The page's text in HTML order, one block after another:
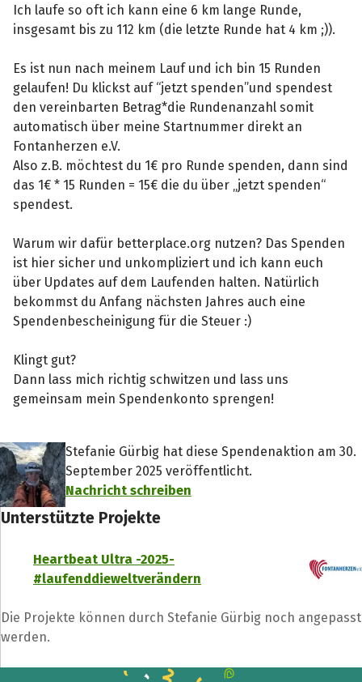
Ich laufe so oft ich kann eine 6 km lange Runde,
insgesamt bis zu 112 km (die letzte Runde hat 4 km ;)).
Es ist nun nach meinem Lauf und ich bin 15 Runden
gelaufen! Du klickst auf “jetzt spenden”und spendest
den vereinbarten Betrag*die Rundenanzahl somit
automatisch über meine Startnummer direkt an
Fontanherzen e.V.
Also z.B. möchtest du 1€ pro Runde spenden, dann sind
das 1€ * 15 Runden = 15€ die du über „jetzt spenden“
spendest.
Warum wir dafür betterplace.org nutzen? Das Spenden
ist hier sicher und unkompliziert und ich kann euch
über Updates auf dem Laufenden halten. Natürlich
bekommst du Anfang nächsten Jahres auch eine
Spendenbescheinigung für die Steuer :)
Klingt gut?
Dann lass mich richtig schwitzen und lass uns
gemeinsam mein Spendenkonto sprengen!
Stefanie Gürbig hat diese Spendenaktion am 30.
September 2025 veröffentlicht.
Nachricht schreiben
Unterstützte Projekte
Heartbeat Ultra -2025-
#laufenddieweltverändern
Die Projekte können durch Stefanie Gürbig noch angepasst
werden.